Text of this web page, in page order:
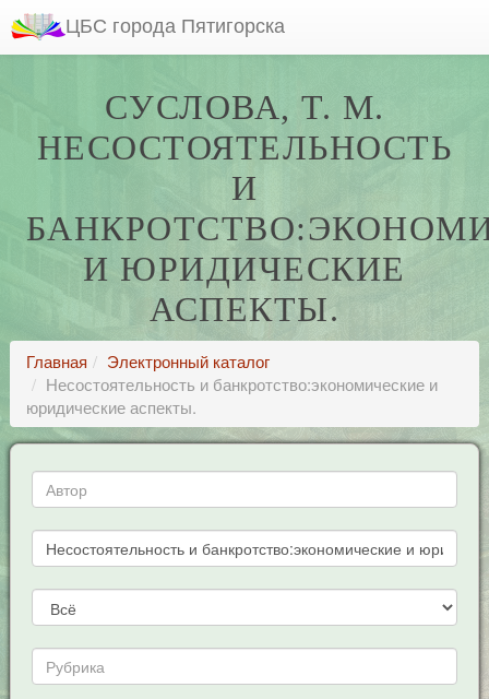
ЦБС города Пятигорска
СУСЛОВА, Т. М.
НЕСОСТОЯТЕЛЬНОСТЬ
И
И ЮРИДИЧЕСКИЕ
АСПЕКТЫ.
Главная
Электронный каталог
Несостоятельность и банкротство:экономические и
юридические аспекты.